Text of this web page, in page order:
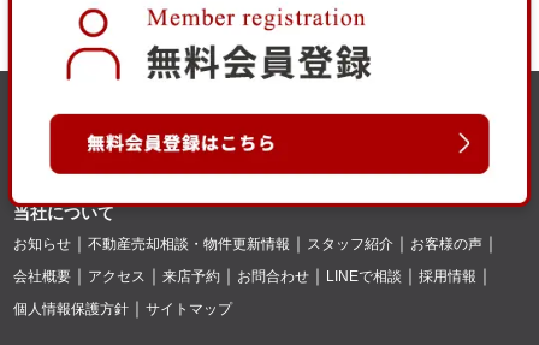
当社について
お知らせ 不動産売却相談・物件更新情報 スタッフ紹介
お客様の声
会社概要
アクセス 来店予約 お問合わせ LINEで相談
採用情報
個人情報保護方針
サイトマップ